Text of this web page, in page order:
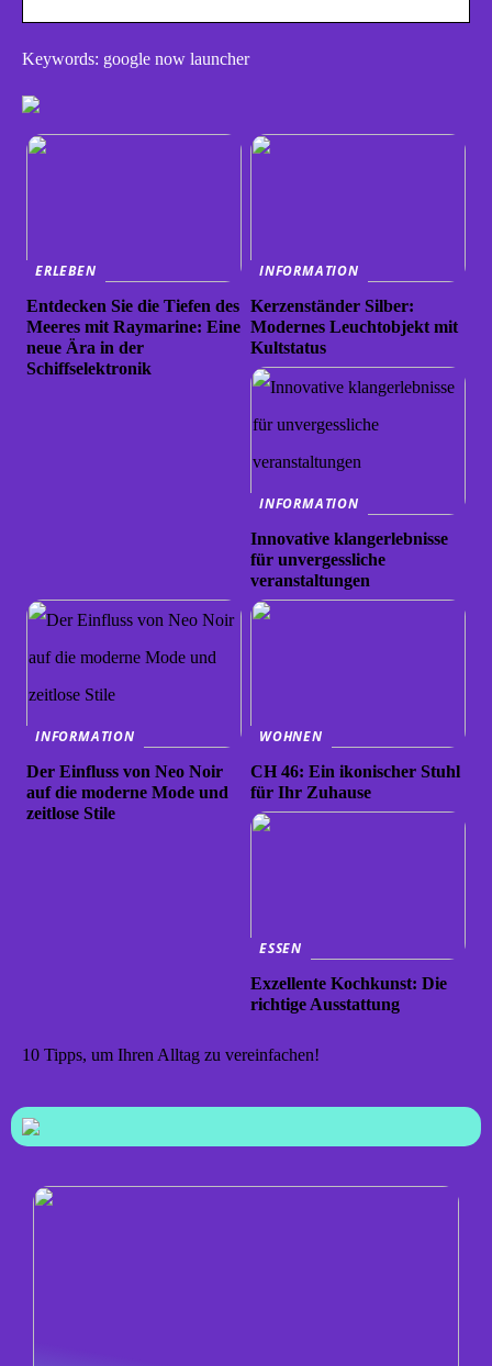
Keywords: google now launcher
ERLEBEN
Entdecken Sie die Tiefen des
Meeres mit Raymarine: Eine
neue Ära in der
Schiffselektronik
INFORMATION
Kerzenständer Silber:
Modernes Leuchtobjekt mit
Kultstatus
INFORMATION
Innovative klangerlebnisse
für unvergessliche
veranstaltungen
INFORMATION
Der Einfluss von Neo Noir
auf die moderne Mode und
zeitlose Stile
WOHNEN
CH 46: Ein ikonischer Stuhl
für Ihr Zuhause
ESSEN
Exzellente Kochkunst: Die
richtige Ausstattung
10 Tipps, um Ihren Alltag zu vereinfachen!